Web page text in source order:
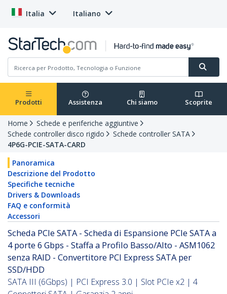
Italia Italiano
Prodotti Assistenza Chi siamo Scoprite
Home
Schede e periferiche aggiuntive
Schede controller disco rigido
Schede controller SATA
4P6G-PCIE-SATA-CARD
Panoramica
Descrizione del Prodotto
Specifiche tecniche
Drivers & Downloads
FAQ e conformità
Accessori
Scheda PCIe SATA - Scheda di Espansione PCIe SATA a
4 porte 6 Gbps - Staffa a Profilo Basso/Alto - ASM1062
senza RAID - Convertitore PCI Express SATA per
SSD/HDD
SATA III (6Gbps) | PCI Express 3.0 | Slot PCIe x2 | 4